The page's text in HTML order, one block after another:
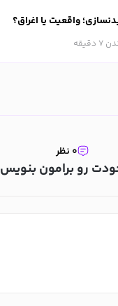
واقعیت یا اغراق؟
دقیقه‌
رو برامون بنویس
۰ نظر